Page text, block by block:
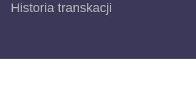
Historia transkacji